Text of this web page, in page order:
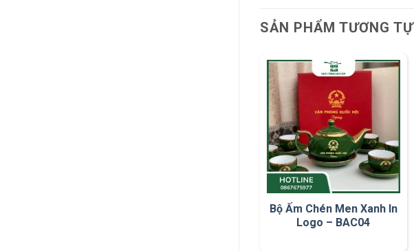
SẢN PHẨM TƯƠNG TỰ
Bộ Ấm Chén Men Xanh In
Logo – BAC04